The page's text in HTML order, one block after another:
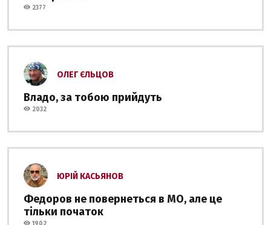
2377
ОЛЕГ ЄЛЬЦОВ
Владо, за тобою прийдуть
2032
ЮРІЙ КАСЬЯНОВ
Федоров не повернеться в МО, але це
тільки початок